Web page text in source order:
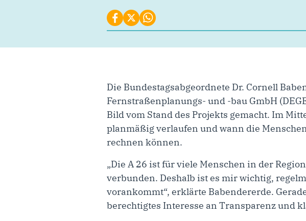
Die Bundestagsabgeordnete Dr. Cornell
Fernstraßenplanungs- und -bau GmbH
Bild vom Stand des Projekts gemacht. Im
planmäßig verlaufen und wann die
rechnen können.
„Die A 26 ist für viele Menschen in der
verbunden. Deshalb ist es mir wichtig,
vorankommt“, erklärte Babendererde.
berechtigtes Interesse an Transparenz und